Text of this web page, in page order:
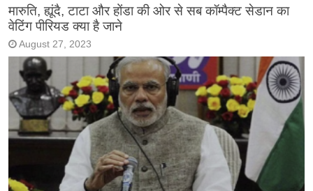
मारुति, ह्यूंदै, टाटा और होंडा की ओर से सब कॉम्पैक्ट सेडान का
वेटिंग पीरियड क्या है जाने
August 27, 2023